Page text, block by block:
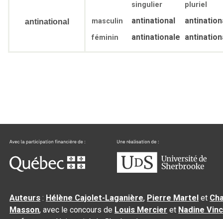
antinational
singulier
pluriel
masculin
antinational
féminin antinationale
Auteurs : Hélène Cajolet-Laganière, Pierre Martel et
Masson, avec le concours de Louis Mercier et Nadine